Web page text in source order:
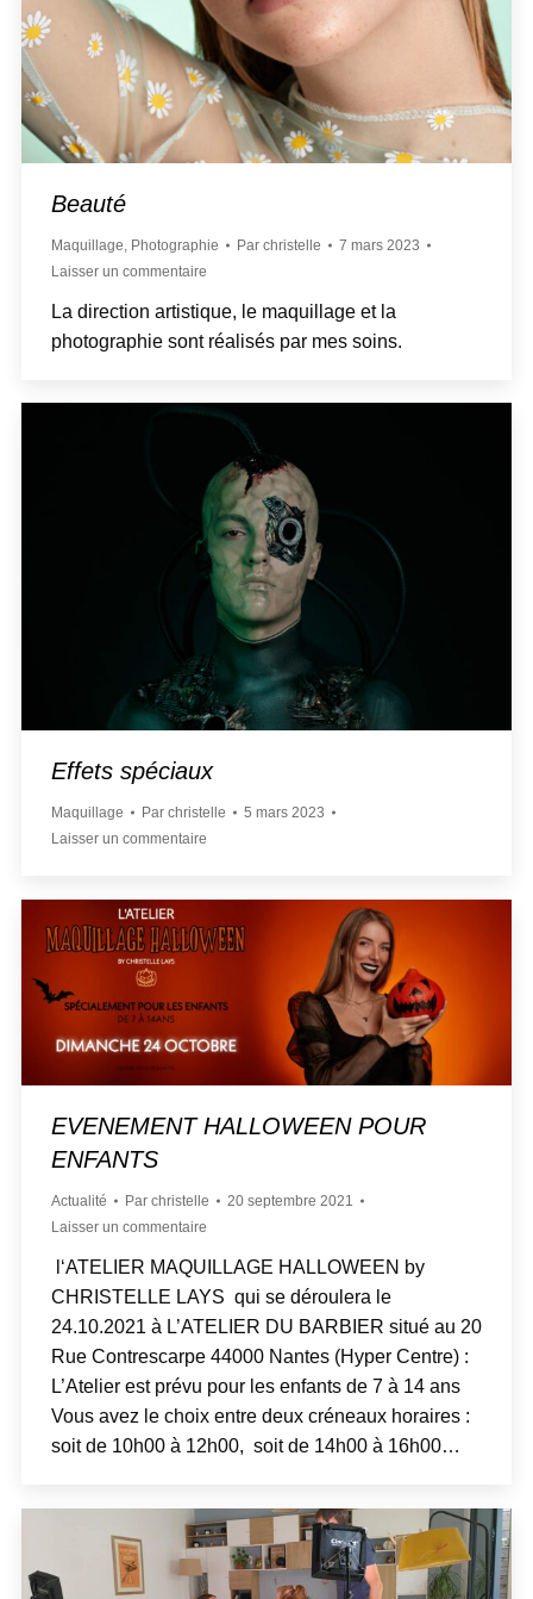
Beauté
Maquillage Photographie Par christelle
7 mars 2023
Laisser un commentaire
La direction artistique, le maquillage et la
photographie sont réalisés par mes soins.
Effets spéciaux
Maquillage Par christelle
5 mars 2023
Laisser un commentaire
EVENEMENT HALLOWEEN POUR
ENFANTS
Actualité Par christelle
20 septembre 2021
Laisser un commentaire
l‘ATELIER MAQUILLAGE HALLOWEEN by
CHRISTELLE LAYS qui se déroulera le
24.10.2021 à L’ATELIER DU BARBIER situé au 20
Rue Contrescarpe 44000 Nantes (Hyper Centre) :
L’Atelier est prévu pour les enfants de 7 à 14 ans
Vous avez le choix entre deux créneaux horaires :
soit de 10h00 à 12h00, soit de 14h00 à 16h00…